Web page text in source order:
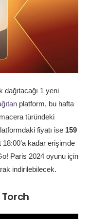
dağıtacağı 1 yeni
platform, bu hafta
türündeki
fiyatı ise 159
kadar erişimde
Paris 2024 oyunu için
indirilebilecek.
Torch